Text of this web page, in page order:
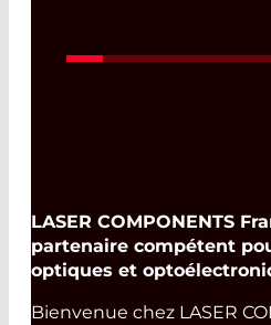
LASER COMPONENTS
partenaire compétent
optiques et
Bienvenue chez LASER